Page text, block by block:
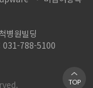
병원빌딩
031-788-5100
TOP